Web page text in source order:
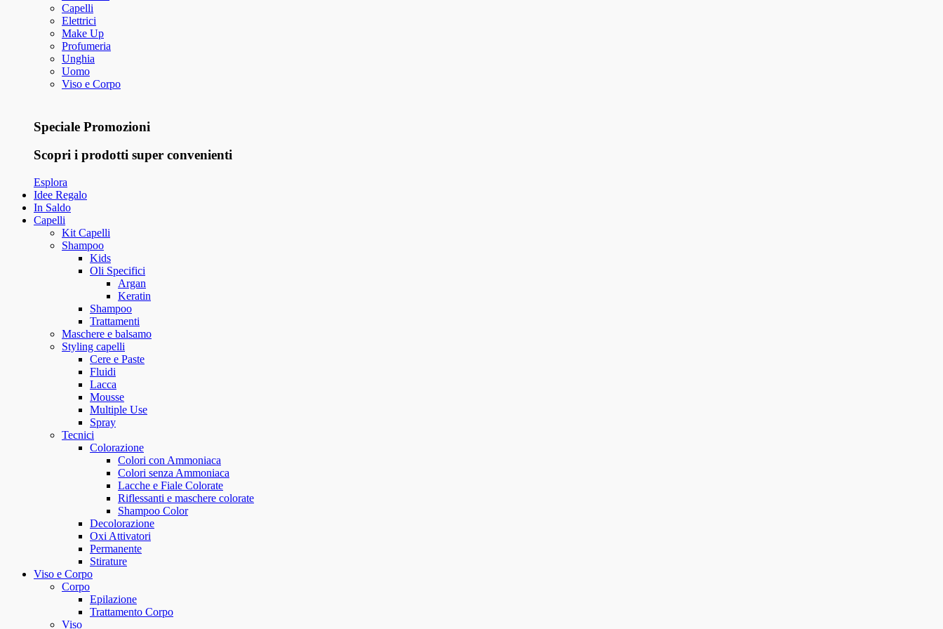
Capelli
Elettrici
Make Up
Profumeria
Unghia
Uomo
Viso e Corpo
Speciale Promozioni
Scopri i prodotti super convenienti
Esplora
Idee Regalo
In Saldo
Capelli
Kit Capelli
Shampoo
Kids
Oli Specifici
Argan
Keratin
Shampoo
Trattamenti
Maschere e balsamo
Styling capelli
Cere e Paste
Fluidi
Lacca
Mousse
Multiple Use
Spray
Tecnici
Colorazione
Colori con Ammoniaca
Colori senza Ammoniaca
Lacche e Fiale Colorate
Riflessanti e maschere colorate
Shampoo Color
Decolorazione
Oxi Attivatori
Permanente
Stirature
Viso e Corpo
Corpo
Epilazione
Trattamento Corpo
Viso